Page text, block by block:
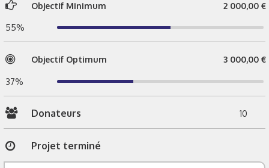
Objectif Minimum 2 000,00 €
55%
Objectif Optimum 3 000,00 €
37%
Donateurs 10
Projet terminé